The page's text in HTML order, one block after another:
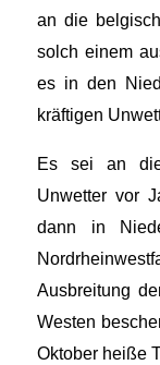
an die
solch einem
es in den
kräftigen
Es sei an
Unwetter vor
dann in
Ausbreitung
Westen
Oktober heiße